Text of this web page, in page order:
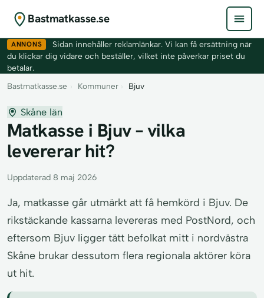
Bastmatkasse.se
ANNONS
Sidan innehåller reklamlänkar. Vi kan få ersättning när
du klickar dig vidare och beställer, vilket inte påverkar priset du
betalar.
Bastmatkasse.se › Kommuner › Bjuv
Skåne län
Matkasse i Bjuv – vilka
levererar hit?
Uppdaterad 8 maj 2026
Ja, matkasse går utmärkt att få hemkörd i Bjuv. De
rikstäckande kassarna levereras med PostNord, och
eftersom Bjuv ligger tätt befolkat mitt i nordvästra
Skåne brukar dessutom flera regionala aktörer köra
ut hit.